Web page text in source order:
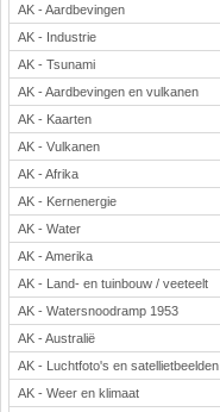
Verkeer
Wiskunde
Onderwerpen
Apps en tablets
Collecties digibord
Digiborden / touchscreens
Digibordtools
Downloads basisonderwijs
Herfst
Kerstmis
Kinder-/Jeugdboeken
Lente
Onderbouw PO
Pasen
AK - Aardbevingen
AK - Industrie
AK - Tsunami
AK - Aardbevingen en vulkanen
AK - Kaarten
AK - Vulkanen
AK - Afrika
AK - Kernenergie
AK - Water
AK - Amerika
AK - Land- en tuinbouw / veeteelt
AK - Watersnoodramp 1953
AK - Australië
AK - Luchtfoto's en satellietbeelden
AK - Weer en klimaat